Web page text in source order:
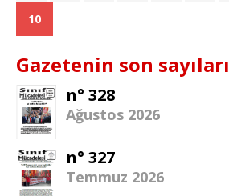
10
Gazetenin son sayıları
n° 328
Ağustos 2026
n° 327
Temmuz 2026